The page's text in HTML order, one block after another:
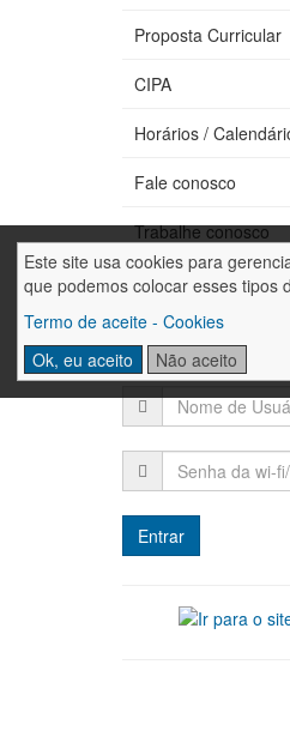
Este site usa cookies para
que podemos colocar esses tipos
Termo de aceite - Cookies
Ok, eu aceito
Não aceito
Proposta Curricular
CIPA
Horários /
Fale conosco
Trabalhe conosco
+ Ajuda
Login